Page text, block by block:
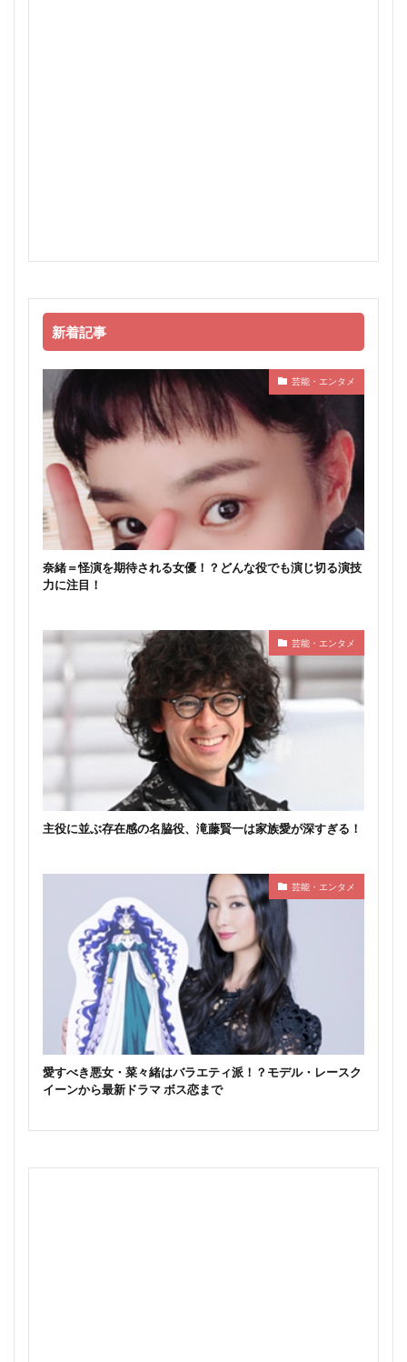
新着記事
芸能・エンタメ
奈緒＝怪演を期待される女優！？どんな役でも演じ切る演技
力に注目！
芸能・エンタメ
主役に並ぶ存在感の名脇役、滝藤賢一は家族愛が深すぎる！
芸能・エンタメ
愛すべき悪女・菜々緒はバラエティ派！？モデル・レースク
イーンから最新ドラマ ボス恋まで